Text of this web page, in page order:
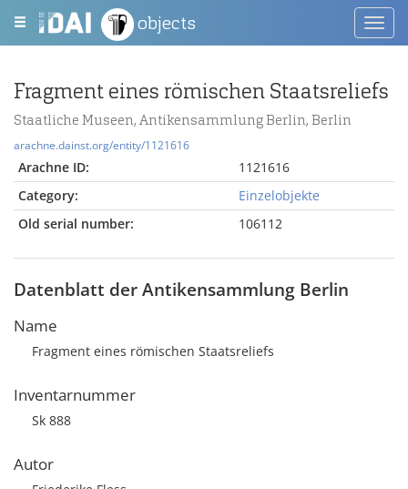
objects
Fragment eines römischen Staatsreliefs
Staatliche Museen, Antikensammlung Berlin, Berlin
arachne.dainst.org/entity/1121616
Arachne ID:
1121616
Category:
Einzelobjekte
Old serial number:
106112
Datenblatt der Antikensammlung Berlin
Name
Fragment eines römischen Staatsreliefs
Inventarnummer
Sk 888
Autor